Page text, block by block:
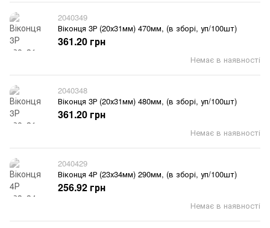
2040349
Віконця 3Р (20х31мм) 470мм, (в зборі, уп/100шт)
Немає в наявності
361.20 грн
2040348
Віконця 3Р (20х31мм) 480мм, (в зборі, уп/100шт)
Немає в наявності
361.20 грн
2040429
Віконця 4Р (23х34мм) 290мм, (в зборі, уп/100шт)
Немає в наявності
256.92 грн